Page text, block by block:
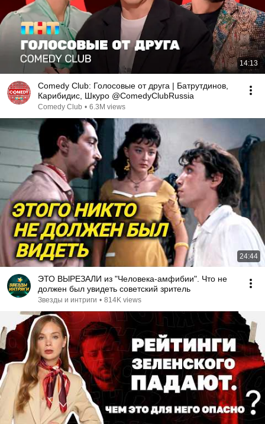
14:13
Comedy Club: Голосовые от друга | Батрутдинов,
Карибидис, Шкуро @ComedyClubRussia
Comedy Club • 6.3M views
24:44
ЭТО ВЫРЕЗАЛИ из "Человека-амфибии". Что не
должен был увидеть советский зритель
Звезды и интриги • 814K views